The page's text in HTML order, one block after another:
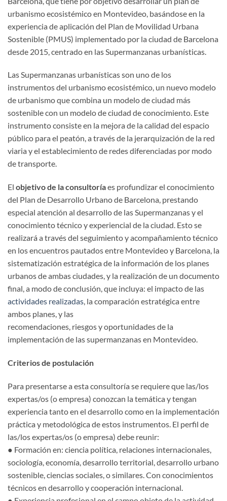
urbanismo ecosistémico en Montevideo, basándose en la
experiencia de aplicación del Plan de Movilidad Urbana
Sostenible (PMUS) implementado por la ciudad de Barcelona
desde 2015, centrado en las Supermanzanas urbanísticas.
Las Supermanzanas urbanísticas son uno de los
instrumentos del urbanismo ecosistémico, un nuevo modelo
de urbanismo que combina un modelo de ciudad más
sostenible con un modelo de ciudad de conocimiento. Este
instrumento consiste en la mejora de la calidad del espacio
público para el peatón, a través de la jerarquización de la red
viaria y el establecimiento de redes diferenciadas por modo
de transporte.
El objetivo de la consultoríaes profundizar el conocimiento
del Plan de Desarrollo Urbano de Barcelona, prestando
especial atención al desarrollo de las Supermanzanas y el
conocimiento técnico y experiencial de la ciudad. Esto se
realizará a través del seguimiento y acompañamiento técnico
en los encuentros pautados entre Montevideo y Barcelona, la
sistematización estratégica de la información de los planes
urbanos de ambas ciudades, y la realización de un documento
final, a modo de conclusión, que incluya: el impacto de las
actividades realizadas, la comparación estratégica entre
ambos planes, y las
recomendaciones, riesgos y oportunidades de la
implementación de las supermanzanas en Montevideo.
Criterios de postulación
Para presentarse a esta consultoría se requiere que las/los
expertas/os (o empresa) conozcan la temática y tengan
experiencia tanto en el desarrollo como en la implementación
práctica y metodológica de estos instrumentos. El perfil de
las/los expertas/os (o empresa) debe reunir:
● Formación en: ciencia política, relaciones internacionales,
sociología, economía, desarrollo territorial, desarrollo urbano
sostenible, ciencias sociales, o similares. Con conocimientos
técnicos en desarrollo y cooperación internacional.